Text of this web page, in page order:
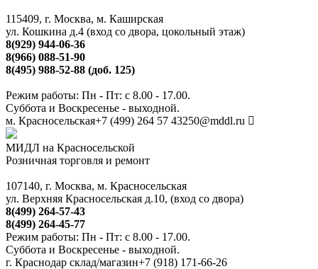
115409, г. Москва, м. Каширская
ул. Кошкина д.4 (вход со двора, цокольный этаж)
8(929) 944-06-36
8(966) 088-51-90
8(495) 988-52-88 (доб. 125)
Режим работы: Пн - Пт: с 8.00 - 17.00.
Суббота и Воскресенье - выходной.
м. Красносельская+7 (499) 264 57 43250@mddl.ru
МИДЛ на Красносельской
Розничная торговля и ремонт
107140, г. Москва, м. Красносельская
ул. Верхняя Красносельская д.10, (вход со двора)
8(499) 264-57-43
8(499) 264-45-77
Режим работы: Пн - Пт: с 8.00 - 17.00.
Суббота и Воскресенье - выходной.
г. Краснодар склад/магазин+7 (918) 171-66-26